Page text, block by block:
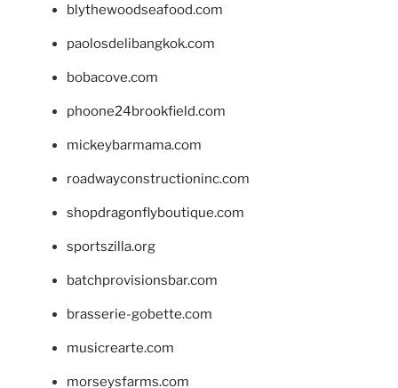
blythewoodseafood.com
paolosdelibangkok.com
bobacove.com
phoone24brookfield.com
mickeybarmama.com
roadwayconstructioninc.com
shopdragonflyboutique.com
sportszilla.org
batchprovisionsbar.com
brasserie-gobette.com
musicrearte.com
morseysfarms.com